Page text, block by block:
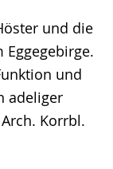
und die
Eggegebirge.
und
adeliger
Korrbl.